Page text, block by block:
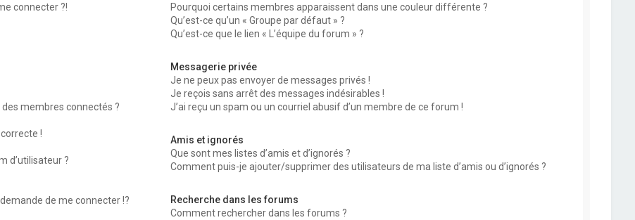
connecter ?!
membres connectés ?
!
d’utilisateur ?
de me connecter !?
Pourquoi certains membres apparaissent dans une couleur différente ?
Qu’est-ce qu’un « Groupe par défaut » ?
Qu’est-ce que le lien « L’équipe du forum » ?
Messagerie privée
Je ne peux pas envoyer de messages privés !
Je reçois sans arrêt des messages indésirables !
J’ai reçu un spam ou un courriel abusif d’un membre de ce forum !
Amis et ignorés
Que sont mes listes d’amis et d’ignorés ?
Comment puis-je ajouter/supprimer des utilisateurs de ma liste d’amis ou d’ignorés ?
Recherche dans les forums
Comment rechercher dans les forums ?